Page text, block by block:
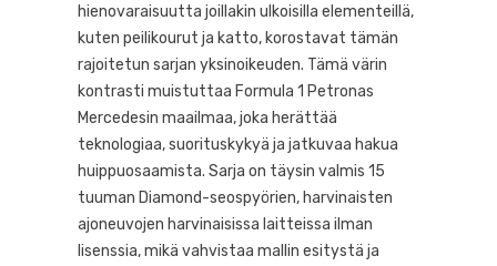
hienovaraisuutta joillakin ulkoisilla elementeillä,
kuten peilikourut ja katto, korostavat tämän
rajoitetun sarjan yksinoikeuden. Tämä värin
kontrasti muistuttaa Formula 1 Petronas
Mercedesin maailmaa, joka herättää
teknologiaa, suorituskykyä ja jatkuvaa hakua
huippuosaamista. Sarja on täysin valmis 15
tuuman Diamond-seospyörien, harvinaisten
ajoneuvojen harvinaisissa laitteissa ilman
lisenssia, mikä vahvistaa mallin esitystä ja